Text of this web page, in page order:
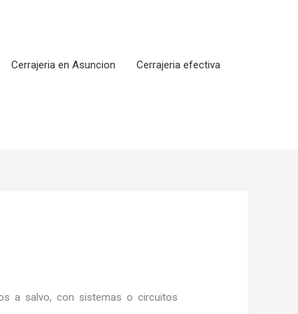
Cerrajeria en Asuncion
Cerrajeria efectiva
a salvo, con sistemas o circuitos